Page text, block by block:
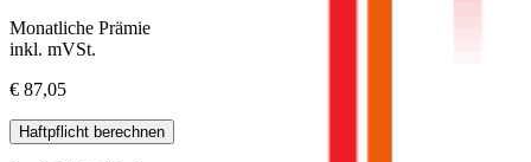
Monatliche Prämie
inkl. mVSt.
€ 87,05
Haftpflicht berechnen